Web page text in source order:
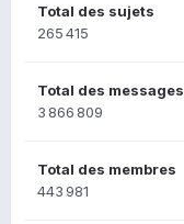
Total des sujets
265 415
Total des messages
3 866 809
Total des membres
443 981